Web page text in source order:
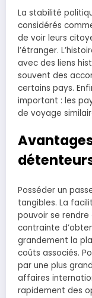
La stabilité
considérés
de voir leurs
l’étranger.
avec des liens
souvent des
certains pays.
important : les
de voyage
Posséder un
tangibles. La
pouvoir se rendre
contrainte
grandement la
coûts associés.
par une plus
affaires
rapidement des